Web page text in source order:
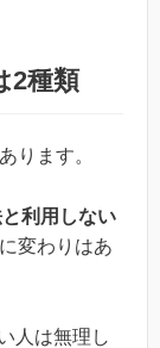
2種類
ります。
利用しない
変わりはあ
人は無理し